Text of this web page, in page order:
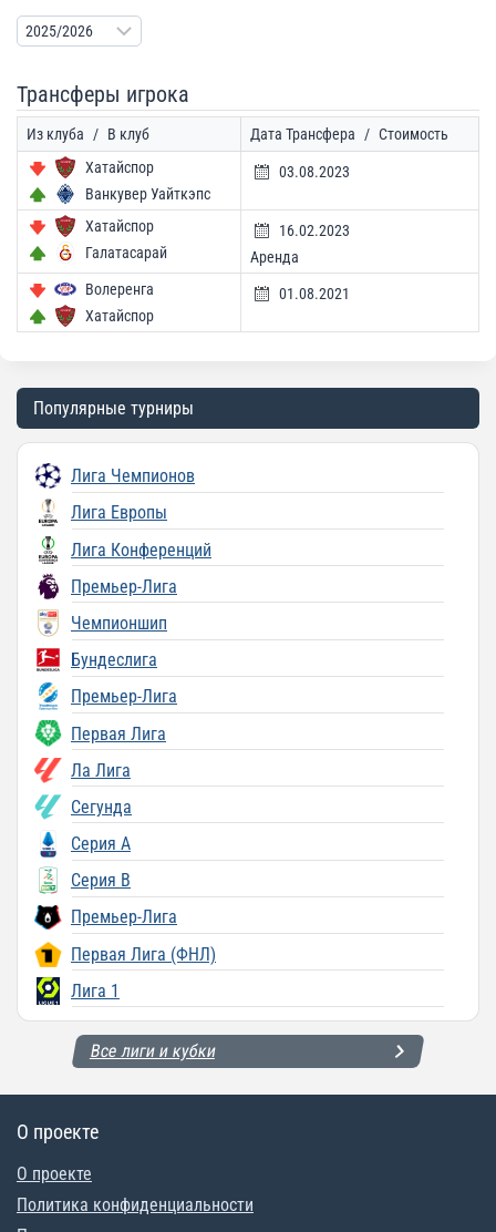
Трансферы игрока
Из клуба / В клуб Дата Трансфера / Стоимость
Хатайспор
Ванкувер Уайткэпс
03.08.2023
Хатайспор
Галатасарай
16.02.2023
Аренда
Волеренга
Хатайспор
01.08.2021
Популярные турниры
Лига Чемпионов
Лига Европы
Лига Конференций
Премьер-Лига
Чемпионшип
Бундеслига
Премьер-Лига
Первая Лига
Ла Лига
Сегунда
Серия A
Серия B
Премьер-Лига
Первая Лига (ФНЛ)
Лига 1
Все лиги и кубки
О проекте
О проекте
Политика конфиденциальности